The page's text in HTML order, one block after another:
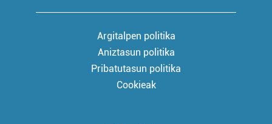
Argitalpen politika
Aniztasun politika
Pribatutasun politika
Cookieak